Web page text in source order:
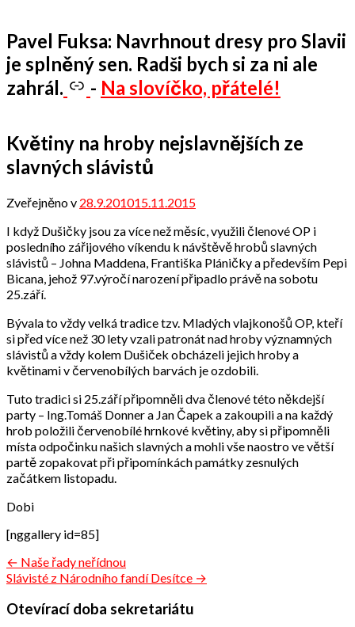
Pavel Fuksa: Navrhnout dresy pro Slavii
je splněný sen. Radši bych si za ni ale
zahrál.
- Na slovíčko, přátelé!
Květiny na hroby nejslavnějších ze
slavných slávistů
Zveřejněno v 28.9.201015.11.2015
I když Dušičky jsou za více než měsíc, využili členové OP i
posledního zářijového víkendu k návštěvě hrobů slavných
slávistů – Johna Maddena, Františka Pláničky a především Pepi
Bicana, jehož 97.výročí narození připadlo právě na sobotu
25.září.
Bývala to vždy velká tradice tzv. Mladých vlajkonošů OP, kteří
si před více než 30 lety vzali patronát nad hroby významných
slávistů a vždy kolem Dušiček obcházeli jejich hroby a
květinami v červenobílých barvách je ozdobili.
Tuto tradici si 25.září připomněli dva členové této někdejší
party – Ing.Tomáš Donner a Jan Čapek a zakoupili a na každý
hrob položili červenobílé hrnkové květiny, aby si připomněli
místa odpočinku našich slavných a mohli vše naostro ve větší
partě zopakovat při připomínkách památky zesnulých
začátkem listopadu.
Dobi
[nggallery id=85]
Navigace
pro
příspěvek
← Naše řady neřídnou
Slávisté z Národního fandí Desítce →
Otevírací doba sekretariátu